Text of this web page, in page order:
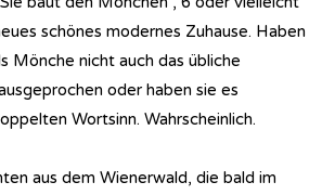
schönes modernes Zuhause. Haben
Mönche nicht auch das übliche
oder haben sie es
Wortsinn. Wahrscheinlich.
aus dem Wienerwald, die bald im